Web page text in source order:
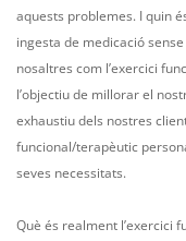
aquests problemes. I quin
ingesta de medicació
nosaltres com l’exercici
l’objectiu de millorar el
exhaustiu dels nostres
funcional/terapèutic
seves necessitats.
Què és realment l’exercici